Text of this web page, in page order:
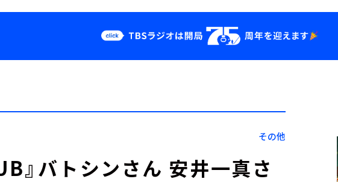
Podcast
YouTube
その他
』バトシンさん 安井一真さ